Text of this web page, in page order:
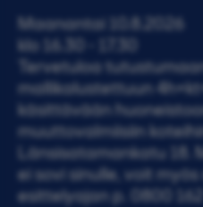
Maanantai 10.8.2026
klo 16.30 - 17.30
Tervetuloa
mallikalustettuun
käsittävään
muuttovalmiisiin
Länsisatamankatu
ei sovi sinulle, voit
esittelyajan p. 0800 162